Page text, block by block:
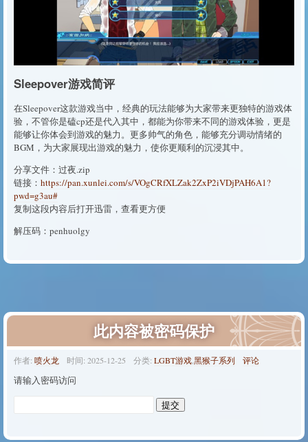
Sleepover游戏简评
在Sleepover这款游戏当中，经典的玩法能够为大家带来更独特的游戏体
验，不管你是磕cp还是代入其中，都能为你带来不同的游戏体验，更是
能够让你体会到游戏的魅力。更多帅气的角色，能够充分调动情绪的
BGM，为大家展现出游戏的魅力，使你更顺利的沉浸其中。
分享文件：过夜.zip
链接： https://pan.xunlei.com/s/VOgCRfXLZak2ZxP2iVDjPAH6A1?
pwd=g3au#
复制这段内容后打开迅雷，查看更方便
解压码：penhuolgy
此内容被密码保护
作者: 喷火龙 时间: 2025-12-25 分类: LGBT游戏黑猴子系列 评论
请输入密码访问